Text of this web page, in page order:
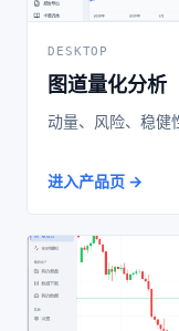
DESKTOP
图道量化分析
动量、风险、稳健
进入产品页